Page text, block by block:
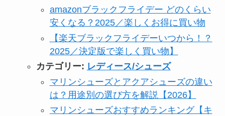
amazonブラックフライデー どのくらい
安くなる？2025／楽しくお得に買い物
【楽天ブラックフライデーいつから！？
2025／決定版で楽しく買い物】
カテゴリー: レディース/シューズ
マリンシューズとアクアシューズの違い
は？用途別の選び方を解説【2026】
マリンシューズおすすめランキング【キ